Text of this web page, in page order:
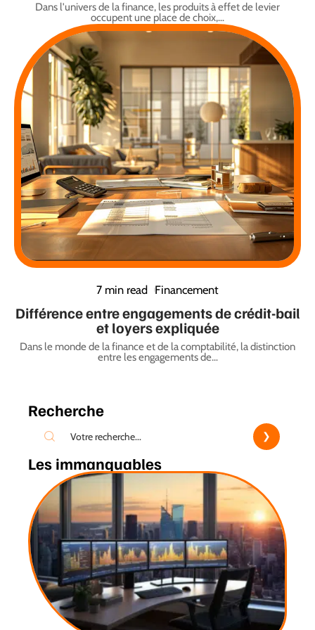
Dans l'univers de la finance, les produits à effet de levier
occupent une place de choix,…
7 min read Financement
Différence entre engagements de crédit-bail
et loyers expliquée
Dans le monde de la finance et de la comptabilité, la distinction
entre les engagements de…
Recherche
Les immanquables